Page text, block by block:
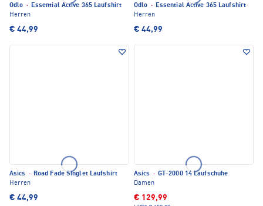
Odlo · Essential Active 365 Laufshirt
Herren
€ 44,99
Odlo · Essential Active 365 Laufshirt
Herren
€ 44,99
Asics · Road Fade Singlet Laufshirt
Herren
€ 44,99
Asics · GT-2000 14 Laufschuhe
Damen
€ 129,99